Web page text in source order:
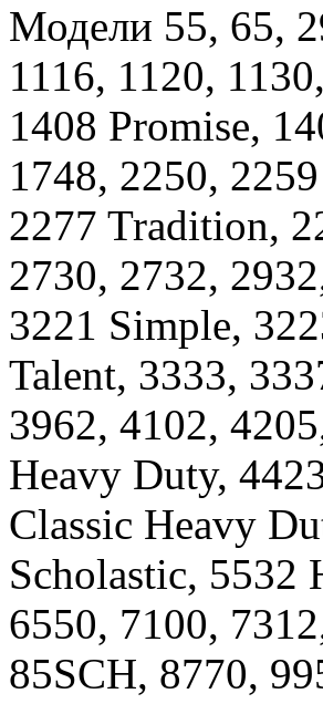
Модели 55, 65,
1116, 1120,
1408 Promise,
1748, 2250,
2277 Tradition,
2730, 2732,
3221 Simple,
Talent, 3333,
3962, 4102,
Heavy Duty,
Classic Heavy
Scholastic, 5532
6550, 7100,
85SCH, 8770,